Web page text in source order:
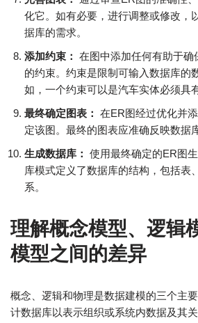
化它。如有必要，进行调整或修改，
据库的需求。
添加约束： 在图中添加任何有助于确
的约束。约束是限制可输入数据库的
如，一个约束可以是汽车实体必须具
最终确定图表： 在ER图经过优化并
定该图。最终的图表应准确反映数据
生成数据库： 使用最终确定的ER图
库模式定义了数据库的结构，包括表
系。
理解概念模型、逻辑
模型之间的差异
概念、逻辑和物理是数据建模的三个主
计数据库以表示组织或系统内数据及其关